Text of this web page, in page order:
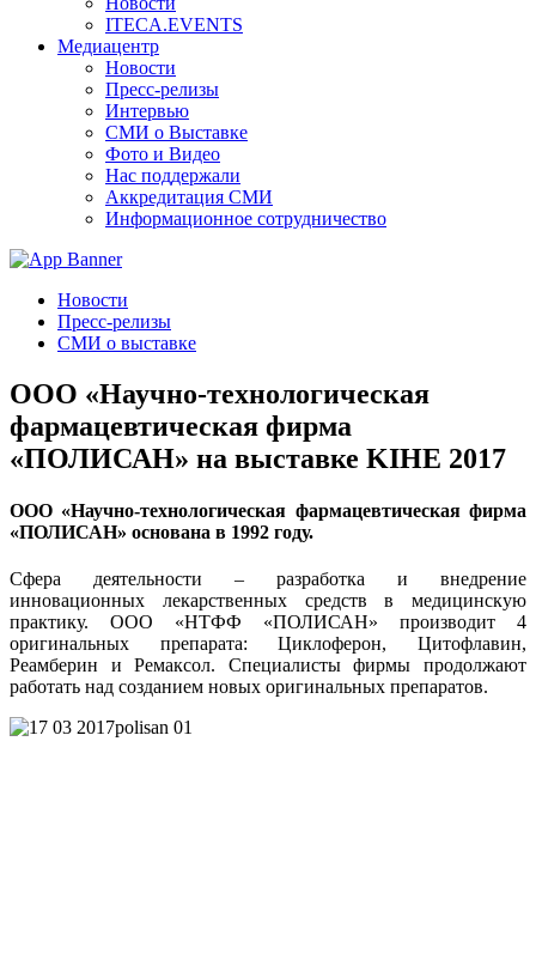
ITECA.EVENTS
Медиацентр
Новости
Пресс-релизы
Интервью
СМИ о Выставке
Фото и Видео
Нас поддержали
Аккредитация СМИ
Информационное сотрудничество
Новости
Пресс-релизы
СМИ о выставке
ООО «Научно-технологическая
фармацевтическая фирма
«ПОЛИСАН» на выставке KIHE 2017
ООО «Научно-технологическая фармацевтическая фирма
«ПОЛИСАН» основана в 1992 году.
Сфера деятельности – разработка и внедрение
инновационных лекарственных средств в медицинскую
практику. ООО «НТФФ «ПОЛИСАН» производит 4
оригинальных препарата: Циклоферон, Цитофлавин,
Реамберин и Ремаксол. Специалисты фирмы продолжают
работать над созданием новых оригинальных препаратов.